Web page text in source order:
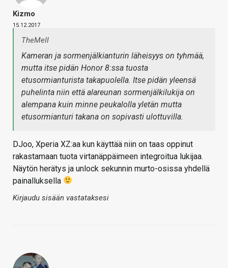
Kizmo
15.12.2017
TheMeII
Kameran ja sormenjälkianturin läheisyys on tyhmää,
mutta itse pidän Honor 8:ssa tuosta
etusormianturista takapuolella. Itse pidän yleensä
puhelinta niin että alareunan sormenjälkilukija on
alempana kuin minne peukalolla yletän mutta
etusormianturi takana on sopivasti ulottuvilla.
DJoo, Xperia XZ:aa kun käyttää niin on taas oppinut
rakastamaan tuota virtanäppäimeen integroitua lukijaa.
Näytön herätys ja unlock sekunnin murto-osissa yhdellä
painalluksella
Kirjaudu sisään vastataksesi